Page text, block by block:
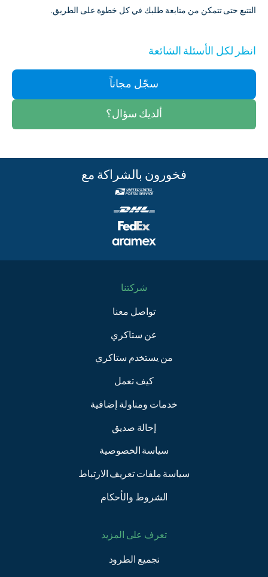
التتبع حتى تتمكن من متابعة طلبك في كل خطوة على الطريق.
انظر لكل الأسئلة الشائعة
سجّل مجاناً
ألديك سؤال؟
فخورون بالشراكة مع
شركتنا
تواصل معنا
عن ستاكري
من يستخدم ستاكري
كيف تعمل
خدمات ومناولة إضافية
إحالة صديق
سياسة الخصوصية
سياسة ملفات تعريف الارتباط
الشروط والأحكام
تعرف على المزيد
تجميع الطرود